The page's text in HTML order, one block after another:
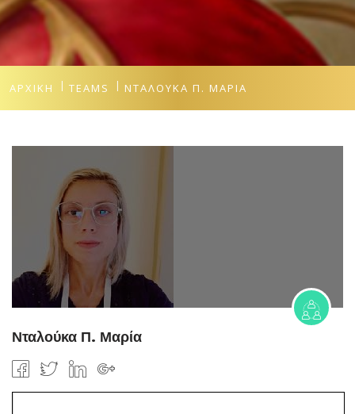
ΑΡΧΙΚΉ TEAMS ΝΤΑΛΟΎΚΑ Π. ΜΑΡΊΑ
Νταλούκα Π. Μαρία